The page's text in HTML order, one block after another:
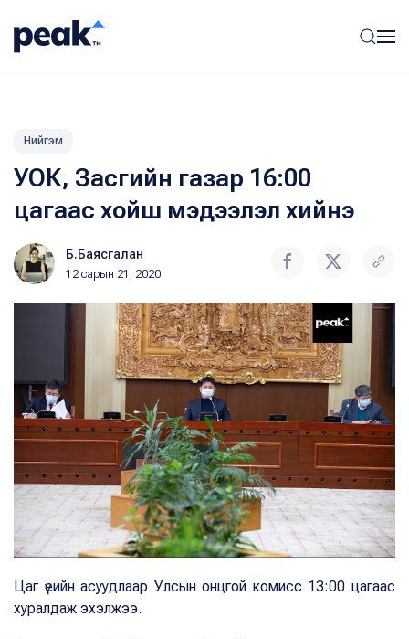
Нийгэм
УОК, Засгийн газар 16:00
цагаас хойш мэдээлэл хийнэ
Б.Баясгалан
12 сарын 21, 2020
Цаг үеийн асуудлаар Улсын онцгой комисс 13:00 цагаас
хуралдаж эхэлжээ.